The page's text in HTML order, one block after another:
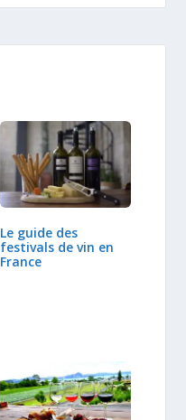
Le guide des
festivals de vin en
France